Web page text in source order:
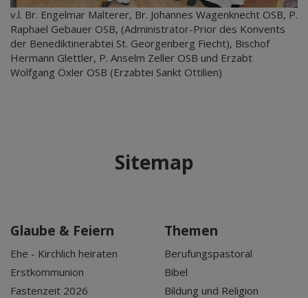
v.l. Br. Engelmar Malterer, Br. Johannes Wagenknecht OSB, P.
Raphael Gebauer OSB, (Administrator-Prior des Konvents
der Benediktinerabtei St. Georgenberg Fiecht), Bischof
Hermann Glettler, P. Anselm Zeller OSB und Erzabt
Wolfgang Öxler OSB (Erzabtei Sankt Ottilien)
Sitemap
Glaube & Feiern
Ehe - Kirchlich heiraten
Erstkommunion
Fastenzeit 2026
Themen
Berufungspastoral
Bibel
Bildung und Religion